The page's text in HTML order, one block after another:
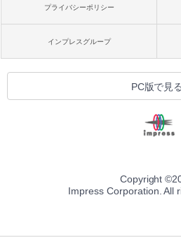
プライバシーポリシー
インプレスグループ
PC版で見る
Copyright ©
Impress Corporation. All